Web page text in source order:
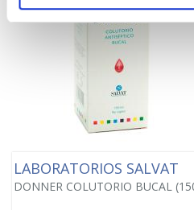
LABORATORIOS SALVAT
DONNER COLUTORIO BUCAL